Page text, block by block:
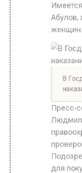
В
Пресс-
Людмила
проверок
для
бизнеса и
1 до 11